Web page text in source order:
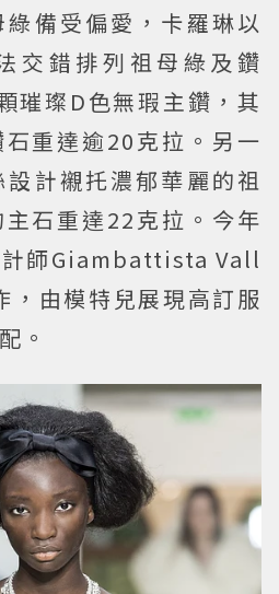
備受偏愛，卡羅琳以
交錯排列祖母綠及鑽
璀璨D色無瑕主鑽，其
重達逾20克拉。另一
計襯托濃郁華麗的祖
石重達22克拉。今年
計師Giambattista Vall
，由模特兒展現高訂服
。